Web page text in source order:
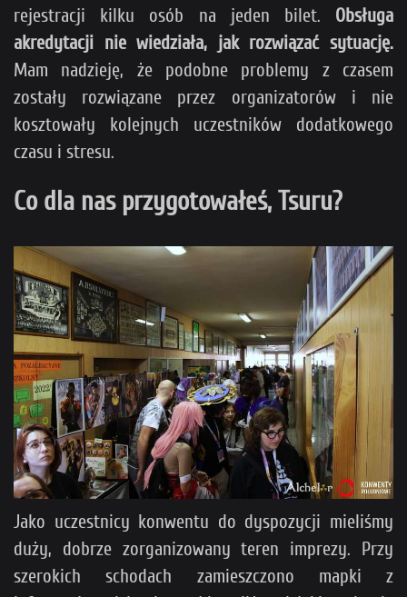
rejestracji kilku osób na jeden bilet. Obsługa
akredytacji nie wiedziała, jak rozwiązać sytuację.
Mam nadzieję, że podobne problemy z czasem
zostały rozwiązane przez organizatorów i nie
kosztowały kolejnych uczestników dodatkowego
czasu i stresu.
Co dla nas przygotowałeś, Tsuru?
Jako uczestnicy konwentu do dyspozycji mieliśmy
duży, dobrze zorganizowany teren imprezy. Przy
szerokich schodach zamieszczono mapki z